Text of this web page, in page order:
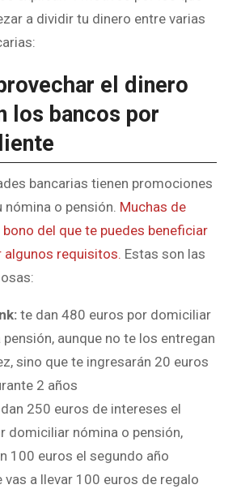
a dividir tu dinero entre varias
el dinero
los bancos por
bancarias tienen promociones
o pensión. Muchas de
del que te puedes beneficiar
requisitos. Estas son las
te dan 480 euros por domiciliar
aunque no te los entregan
sino que te ingresarán 20 euros
2 años
250 euros de intereses el
domiciliar nómina o pensión,
100 euros el segundo año
vas a llevar 100 euros de regalo